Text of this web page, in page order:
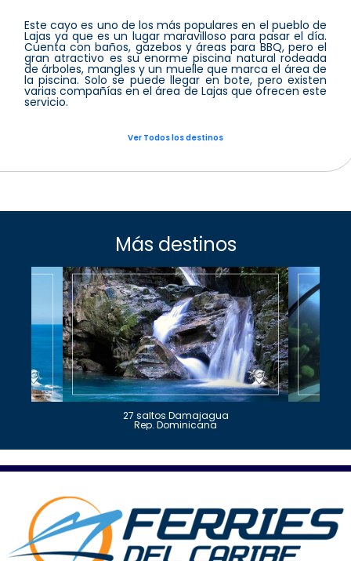
Este cayo es uno de los más populares en el pueblo de
Lajas ya que es un lugar maravilloso para pasar el día.
Cuenta con baños, gazebos y áreas para BBQ, pero el
gran atractivo es su enorme piscina natural rodeada
de árboles, mangles y un muelle que marca el área de
la piscina. Solo se puede llegar en bote, pero existen
varias compañías en el área de Lajas que ofrecen este
servicio.
Ver Todos los destinos
Más destinos
27 saltos Damajagua
Rep. Dominicana